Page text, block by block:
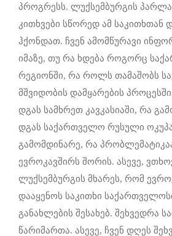
პროგრესს. ლუქსემბურგის
კითხვები სწორედ ამ საკითხთან
ჰქონდათ. ჩვენ ამომწურავი
იმაზე, თუ რა ხდება როგორც
რეგიონში, რა როლს თამაშობს
მშვიდობის დამყარების
დგას სამხრეთ კავკასიაში, რა
დგას საქართველო რუსული
გამომდინარე, რა
ევროკავშირს შორის. ასევე,
ლუქსემბურგის მხარეს, რომ
დააყენოს საკითხი
განახლების შესახებ. შეხვედრა
წარიმართა. ასევე, ჩვენ დღეს